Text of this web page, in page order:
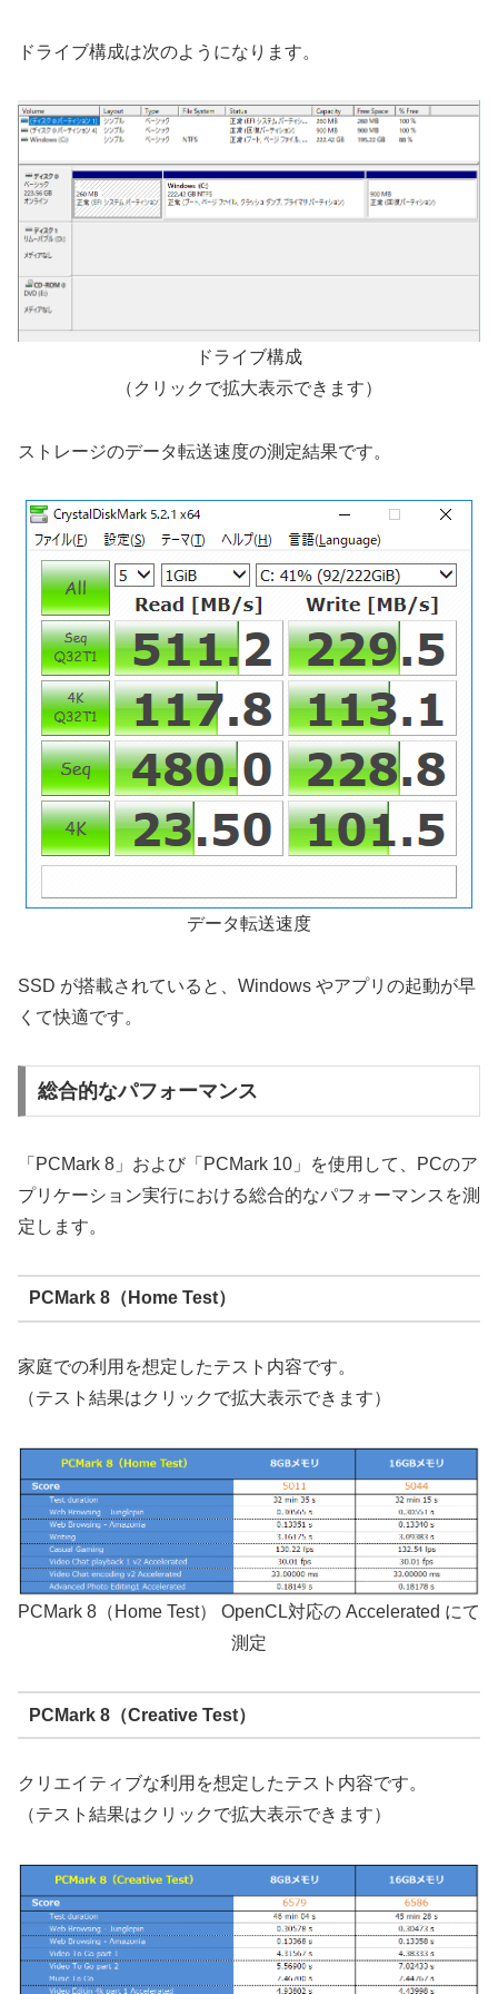
ドライブ構成は次のようになります。
ドライブ構成
（クリックで拡大表示できます）
ストレージのデータ転送速度の測定結果です。
データ転送速度
SSD が搭載されていると、Windows やアプリの起動が早
くて快適です。
総合的なパフォーマンス
「PCMark 8」および「PCMark 10」を使用して、PCのア
プリケーション実行における総合的なパフォーマンスを測
定します。
PCMark 8（Home Test）
家庭での利用を想定したテスト内容です。
（テスト結果はクリックで拡大表示できます）
PCMark 8（Home Test） OpenCL対応の Accelerated にて
測定
PCMark 8（Creative Test）
クリエイティブな利用を想定したテスト内容です。
（テスト結果はクリックで拡大表示できます）